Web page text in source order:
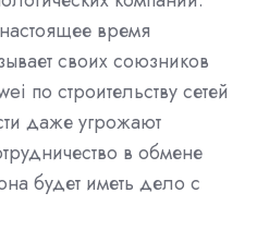
время
своих союзников
по строительству сетей
даже угрожают
в обмене
будет иметь дело с